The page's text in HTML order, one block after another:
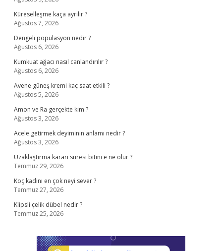
Küreselleşme kaça ayrılır ?
Ağustos 7, 2026
Dengeli popülasyon nedir ?
Ağustos 6, 2026
Kumkuat ağacı nasıl canlandırılır ?
Ağustos 6, 2026
Avene güneş kremi kaç saat etkili ?
Ağustos 5, 2026
Amon ve Ra gerçekte kim ?
Ağustos 3, 2026
Acele getirmek deyiminin anlamı nedir ?
Ağustos 3, 2026
Uzaklaştırma kararı süresi bitince ne olur ?
Temmuz 29, 2026
Koç kadını en çok neyi sever ?
Temmuz 27, 2026
Klipsli çelik dübel nedir ?
Temmuz 25, 2026